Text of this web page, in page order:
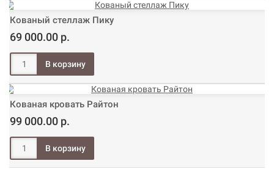
Кованый стеллаж Пику
69 000.00 р.
Кованая кровать Райтон
99 000.00 р.